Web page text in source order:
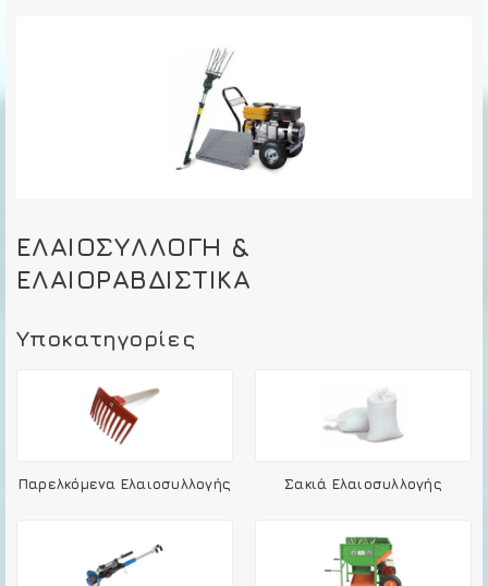
ΕΛΑΙΟΣΥΛΛΟΓΉ &
ΕΛΑΙΟΡΑΒΔΙΣΤΙΚΆ
Υποκατηγορίες
Παρελκόμενα Ελαιοσυλλογής Σακιά Ελαιοσυλλογής